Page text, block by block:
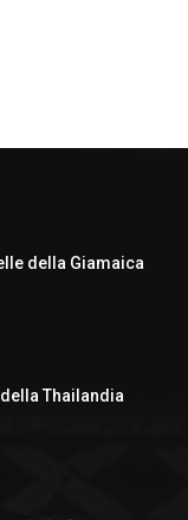
della Giamaica
Thailandia